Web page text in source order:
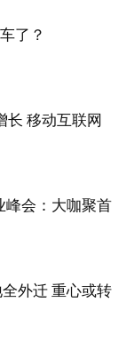
了？
长 移动互联网
峰会：大咖聚首
外迁 重心或转